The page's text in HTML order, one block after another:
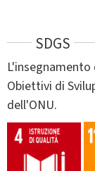
SDGS
Obiettivi di
dell'ONU.